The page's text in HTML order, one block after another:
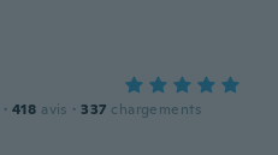
· 418 avis · 337 chargements